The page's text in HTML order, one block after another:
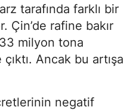
tarafında farklı bir
Çin’de rafine bakır
milyon tona
Ancak bu artışa
negatif